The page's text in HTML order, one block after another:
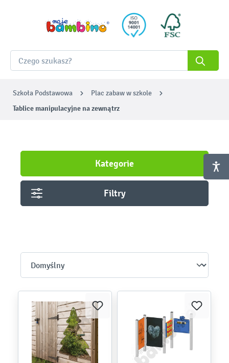
Szkoła Podstawowa Plac zabaw w szkole
Tablice manipulacyjne na zewnątrz
Kategorie
Filtry